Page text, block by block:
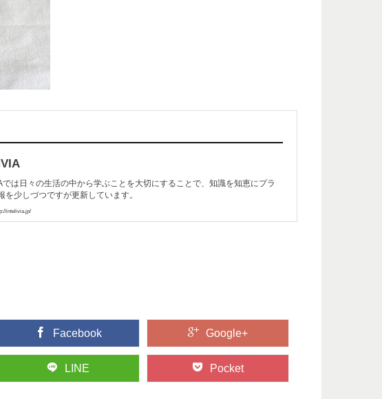
では日々の生活の中から学ぶことを大切にすることで、知識を知恵にプラ
を少しづつですが更新しています。
intelivia.jp/
Facebook Google+
LINE Pocket